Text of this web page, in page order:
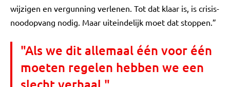
wijzigen en vergunning verlenen. Tot dat klaar is, is crisis-
noodopvang nodig. Maar uiteindelijk moet dat stoppen.”
"Als we dit allemaal één voor één
moeten regelen hebben we een